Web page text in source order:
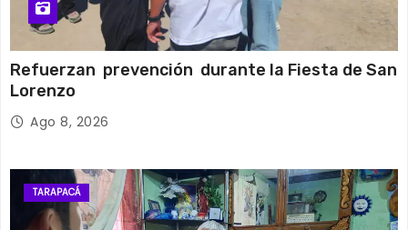
Refuerzan prevención durante la Fiesta de San
Lorenzo
Ago 8, 2026
TARAPACÁ